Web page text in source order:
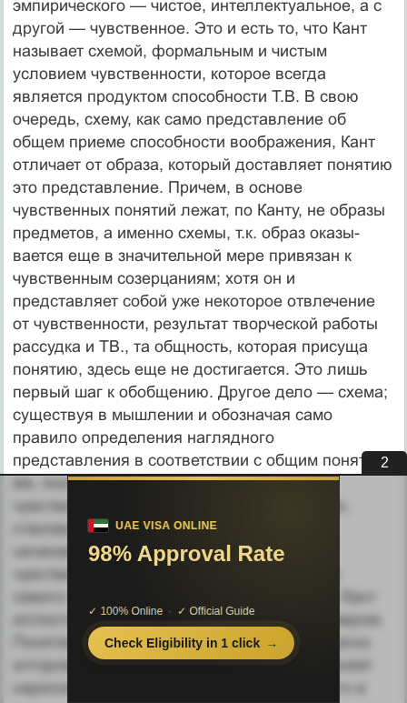
эмпирического — чистое, интеллектуальное, а с
дру­гой — чувственное. Это и есть то, что Кант
называет схе­мой, формальным и чистым
условием чувственности, которое всегда
является продуктом способности Т.В. В свою
очередь, схему, как само представление об
общем приеме способности воображения, Кант
отличает от об­раза, который доставляет понятию
это представление. Причем, в основе
чувственных понятий лежат, по Канту, не образы
предметов, а именно схемы, т.к. образ оказы­
вается еще в значительной мере привязан к
чувственным созерцаниям; хотя он и
представляет собой уже некото­рое отвлечение
от чувственности, результат творческой работы
рассудка и ТВ., та общность, которая присуща
понятию, здесь еще не достигается. Это лишь
первый шаг к обобщению. Другое дело — схема;
существуя в мышлении и обозначая само
правило определения на­глядного
представления в соответствии с общим поняти­
ем, она продвигает познание дальше от
чувственности в сторону самого мышления,
становится ближайшим ша­гом к понятию,
начиная (опять же при всей ее связи с
чувственностью) раскрывать как бы смысл
самого пред­мета, его суть самого по себе. Кант
иллюстрирует эту мысль следующим примером.
Понятие собаки обознача­ет правило, согласно
которому моя способность вообра­жения может
нарисовать форму четвероногого животно­го в
1